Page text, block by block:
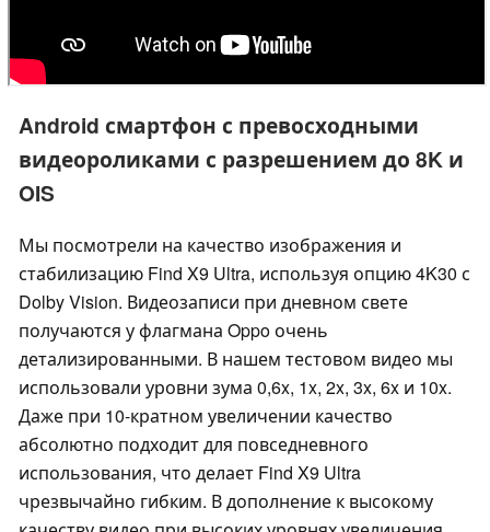
Android смартфон с превосходными
видеороликами с разрешением до 8K и
OIS
Мы посмотрели на качество изображения и
стабилизацию Find X9 Ultra, используя опцию 4K30 с
Dolby Vision. Видеозаписи при дневном свете
получаются у флагмана Oppo очень
детализированными. В нашем тестовом видео мы
использовали уровни зума 0,6x, 1x, 2x, 3x, 6x и 10x.
Даже при 10-кратном увеличении качество
абсолютно подходит для повседневного
использования, что делает Find X9 Ultra
чрезвычайно гибким. В дополнение к высокому